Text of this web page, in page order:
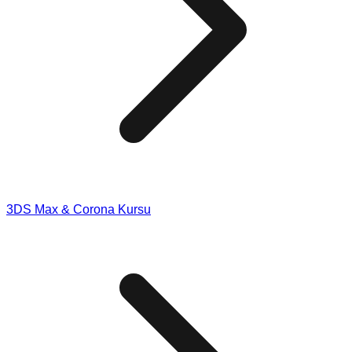
3DS Max & Corona Kursu